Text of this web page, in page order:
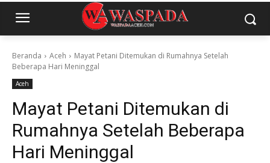
Beranda Aceh
Mayat Petani Ditemukan di Rumahnya Setelah
Beberapa Hari Meninggal
Aceh
Mayat Petani Ditemukan di
Rumahnya Setelah Beberapa
Hari Meninggal